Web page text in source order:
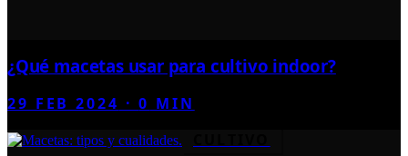
¿Qué macetas usar para cultivo indoor?
29 FEB 2024 ·0 MIN